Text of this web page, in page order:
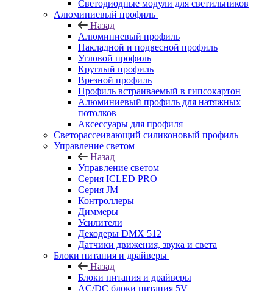
Светодиодные модули для светильников
Алюминиевый профиль
Назад
Алюминиевый профиль
Накладной и подвесной профиль
Угловой профиль
Круглый профиль
Врезной профиль
Профиль встраиваемый в гипсокартон
Алюминиевый профиль для натяжных
потолков
Аксессуары для профиля
Светорассеивающий силиконовый профиль
Управление светом
Назад
Управление светом
Серия ICLED PRO
Серия JM
Контроллеры
Диммеры
Усилители
Декодеры DMX 512
Датчики движения, звука и света
Блоки питания и драйверы
Назад
Блоки питания и драйверы
AC/DC блоки питания 5V